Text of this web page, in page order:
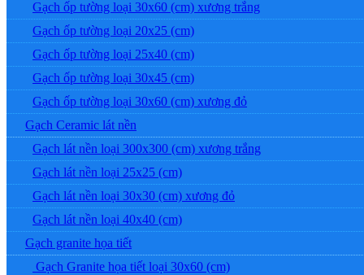
Gạch ốp tường loại 30x60 (cm) xương trắng
Gạch ốp tường loại 20x25 (cm)
Gạch ốp tường loại 25x40 (cm)
Gạch ốp tường loại 30x45 (cm)
Gạch ốp tường loại 30x60 (cm) xương đỏ
Gạch Ceramic lát nền
Gạch lát nền loại 300x300 (cm) xương trắng
Gạch lát nền loại 25x25 (cm)
Gạch lát nền loại 30x30 (cm) xương đỏ
Gạch lát nền loại 40x40 (cm)
Gạch granite họa tiết
Gạch Granite họa tiết loại 30x60 (cm)